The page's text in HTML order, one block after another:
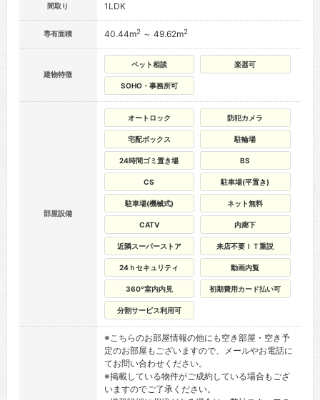
間取り 1LDK
専有面積 40.44m2～ 49.62m2
建物特徴
ペット相談 楽器可
SOHO・事務所可
部屋設備
オートロック 防犯カメラ
宅配ボックス 駐輪場
24時間ゴミ置き場 BS
CS 駐車場(平置き)
駐車場(機械式) ネット無料
CATV 内廊下
近隣スーパーストア 来店不要ＩＴ重説
24ｈセキュリティ 動画内覧
360°室内内見 初期費用カード払い可
分割サービス利用可
※こちらのお部屋情報の他にも空き部屋・空き予
定のお部屋もございますので、メールやお電話に
てお問い合わせください。
※掲載している物件がご成約している場合もござ
いますのでご了承ください。